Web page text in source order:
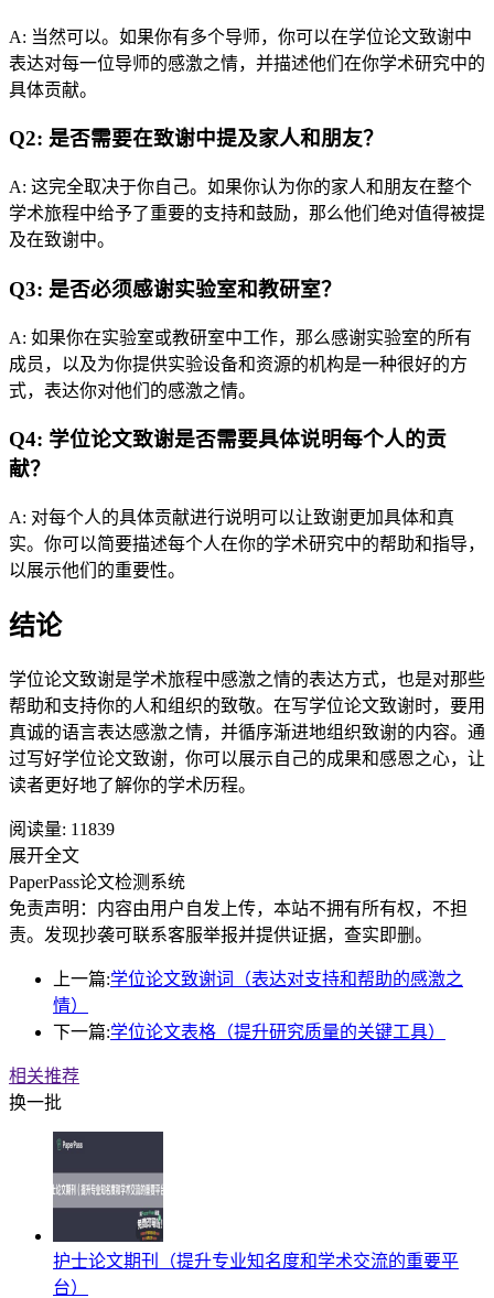
A: 当然可以。如果你有多个导师，你可以在学位论文致谢中
表达对每一位导师的感激之情，并描述他们在你学术研究中的
具体贡献。
Q2: 是否需要在致谢中提及家人和朋友？
A: 这完全取决于你自己。如果你认为你的家人和朋友在整个
学术旅程中给予了重要的支持和鼓励，那么他们绝对值得被提
及在致谢中。
Q3: 是否必须感谢实验室和教研室？
A: 如果你在实验室或教研室中工作，那么感谢实验室的所有
成员，以及为你提供实验设备和资源的机构是一种很好的方
式，表达你对他们的感激之情。
Q4: 学位论文致谢是否需要具体说明每个人的贡
献？
A: 对每个人的具体贡献进行说明可以让致谢更加具体和真
实。你可以简要描述每个人在你的学术研究中的帮助和指导，
以展示他们的重要性。
结论
学位论文致谢是学术旅程中感激之情的表达方式，也是对那些
帮助和支持你的人和组织的致敬。在写学位论文致谢时，要用
真诚的语言表达感激之情，并循序渐进地组织致谢的内容。通
过写好学位论文致谢，你可以展示自己的成果和感恩之心，让
读者更好地了解你的学术历程。
阅读量: 11839
展开全文
PaperPass论文检测系统
免责声明：内容由用户自发上传，本站不拥有所有权，不担
责。发现抄袭可联系客服举报并提供证据，查实即删。
上一篇:学位论文致谢词（表达对支持和帮助的感激之
情）
下一篇:学位论文表格（提升研究质量的关键工具）
相关推荐
换一批
护士论文期刊（提升专业知名度和学术交流的重要平
台）